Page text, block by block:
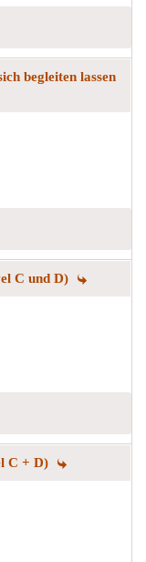
begleiten lassen
C und D)
C + D)